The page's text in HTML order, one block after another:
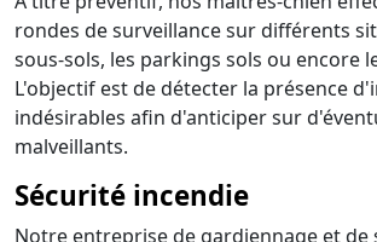
rondes de surveillance sur différents
sous-sols, les parkings sols ou encore
L'objectif est de détecter la présence
indésirables afin d'anticiper sur
malveillants.
Sécurité incendie
Notre entreprise de gardiennage et de